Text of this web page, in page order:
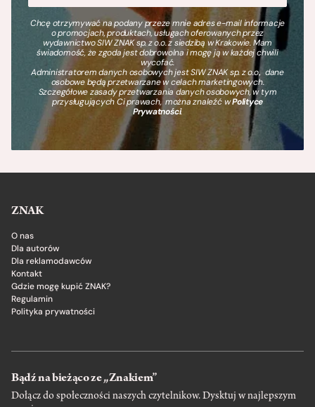
Chcę otrzymywać na podany przeze mnie adres e-mail informacje
o promocjach, produktach, usługach oferowanych przez
wydawnictwo SIW ZNAK sp. z o.o. z siedzibą w Krakowie. Mam
świadomość, że zgoda jest dobrowolna i mogę ją w każdej chwili
wycofać.
Administratorem danych osobowych jest SIW ZNAK sp. z o.o., dane
osobowe będą przetwarzane w celach marketingowych.
Szczegółowe zasady przetwarzania danych osobowych, w tym
przysługujących Ci prawach, można znaleźć wPolityce
Prywatności.
ZNAK
O nas
Dla autorów
Dla reklamodawców
Kontakt
Gdzie mogę kupić ZNAK?
Regulamin
Polityka prywatności
Bądź na bieżąco ze „Znakiem”
Dołącz do społeczności naszych czytelnikow. Dysktuj w najlepszym